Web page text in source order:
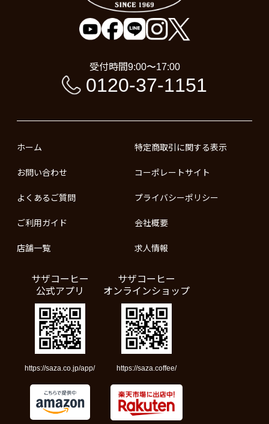
受付時間9:00〜17:00
0120-37-1151
ホーム
お問い合わせ
よくあるご質問
ご利用ガイド
店舗一覧
特定商取引に関する表示
コーポレートサイト
プライバシーポリシー
会社概要
求人情報
サザコーヒー
公式アプリ
https://saza.co.jp/app/
サザコーヒー
オンラインショップ
https://saza.coffee/